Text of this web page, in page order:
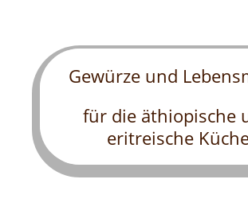
Gewürze und
für die äthiopische
eritreische